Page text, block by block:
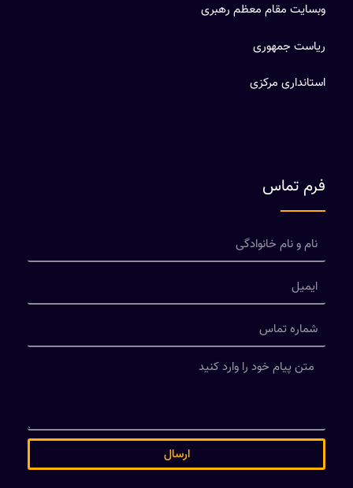
وبسایت مقام معظم رهبری
ریاست جمهوری
استانداری مرکزی
فرم تماس
ارسال